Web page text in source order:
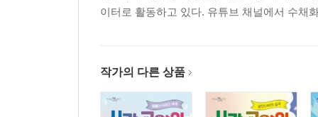
이터로 활동하고 있다. 유튜브 채널에서 수채
작가의 다른 상품